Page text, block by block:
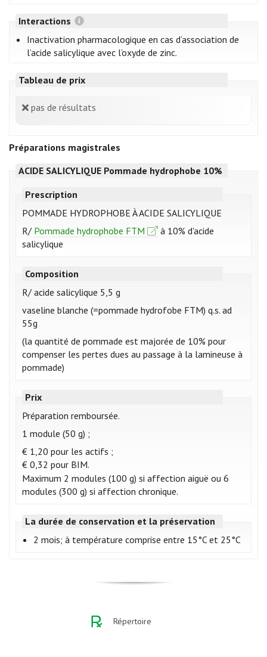
Interactions
Inactivation pharmacologique en cas d’association de
l’acide salicylique avec l’oxyde de zinc.
Tableau de prix
pas de résultats
Préparations magistrales
ACIDE SALICYLIQUE Pommade hydrophobe 10%
Prescription
POMMADE HYDROPHOBE À ACIDE SALICYLIQUE
R/ Pommade hydrophobe FTM
à 10% d'acide
salicylique
Composition
R/ acide salicylique 5,5 g
vaseline blanche (=pommade hydrofobe FTM) q.s. ad
55g
(la quantité de pommade est majorée de 10% pour
compenser les pertes dues au passage à la lamineuse à
pommade)
Prix
Préparation remboursée.
1 module (50 g) ;
€ 1,20 pour les actifs ;
€ 0,32 pour BIM.
Maximum 2 modules (100 g) si affection aiguë ou 6
modules (300 g) si affection chronique.
La durée de conservation et la préservation
2 mois; à température comprise entre 15°C et 25°C
Répertoire